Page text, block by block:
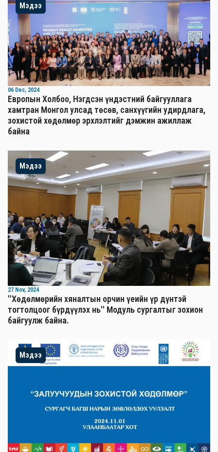
Мэдээ
06 Dec, 2024
Европын Холбоо, Нэгдсэн үндэстний байгууллага
хамтран Монгол улсад төсөв, санхүүгийн удирдлага,
зохистой хөдөлмөр эрхлэлтийг дэмжин ажиллаж
байна
Мэдээ
27 Nov, 2024
''Хөдөлмөрийн хяналтын орчин үеийн үр дүнтэй
тогтолцоог бүрдүүлэх нь'' Mодуль сургалтыг зохион
байгуулж байна.
Мэдээ